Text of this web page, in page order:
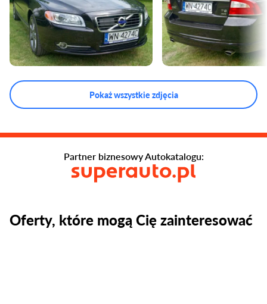
Pokaż wszystkie zdjęcia
Oferty, które mogą Cię zainteresować
Partner biznesowy Autokatalogu: